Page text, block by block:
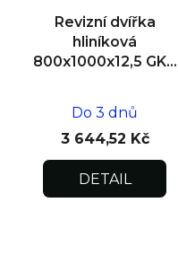
Revizní dvířka
hliníková
800x1000x12,5 GKB
Do 3 dnů
3 644,52 Kč
DETAIL